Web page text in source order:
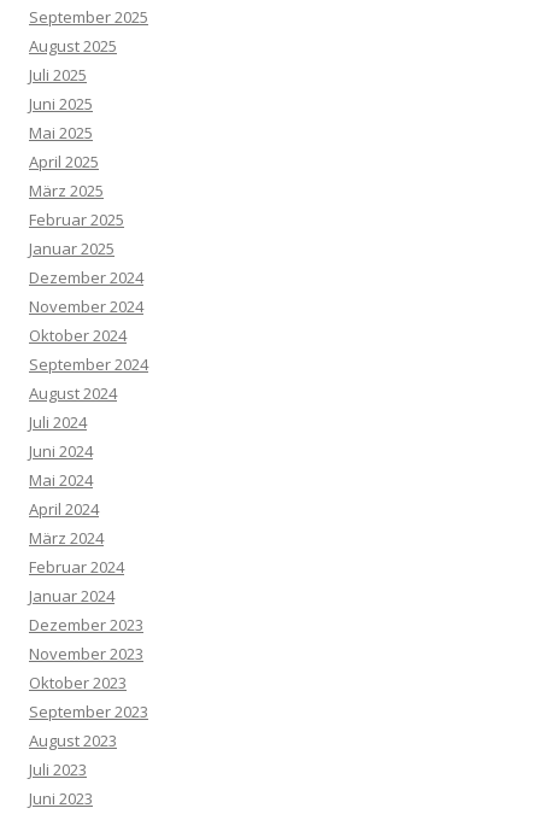
September 2025
August 2025
Juli 2025
Juni 2025
Mai 2025
April 2025
März 2025
Februar 2025
Januar 2025
Dezember 2024
November 2024
Oktober 2024
September 2024
August 2024
Juli 2024
Juni 2024
Mai 2024
April 2024
März 2024
Februar 2024
Januar 2024
Dezember 2023
November 2023
Oktober 2023
September 2023
August 2023
Juli 2023
Juni 2023